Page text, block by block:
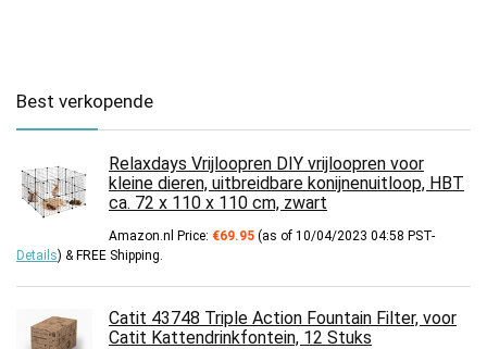
Best verkopende
Relaxdays Vrijloopren DIY vrijloopren voor
kleine dieren, uitbreidbare konijnenuitloop, HBT
ca. 72 x 110 x 110 cm, zwart
Amazon.nl Price: €69.95 (as of 10/04/2023 04:58 PST-
Details) & FREE Shipping
Catit 43748 Triple Action Fountain Filter, voor
Catit Kattendrinkfontein, 12 Stuks